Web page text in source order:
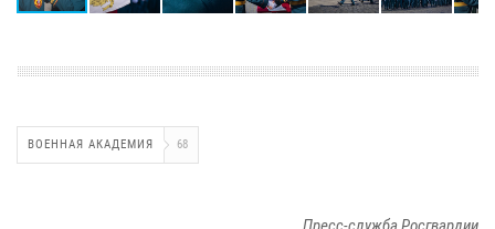
ВОЕННАЯ АКАДЕМИЯ 68